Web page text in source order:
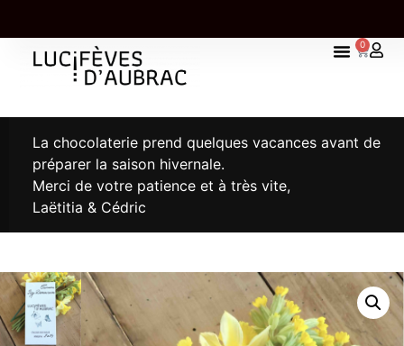
0
La chocolaterie prend quelques vacances avant de
préparer la saison hivernale.
Merci de votre patience et à très vite,
Laëtitia & Cédric